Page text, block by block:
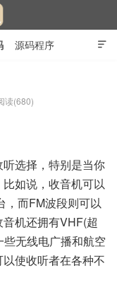

源码程序
读(680)
选择，特别是当你
如说，收音机可以
，而FM波段则可以
机还拥有VHF(超
无线电广播和航空
使收听者在各种不